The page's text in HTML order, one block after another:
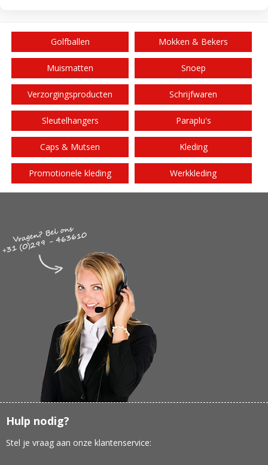
Golfballen Mokken & Bekers
Muismatten Snoep
Verzorgingsproducten Schrijfwaren
Sleutelhangers Paraplu's
Caps & Mutsen Kleding
Promotionele kleding Werkkleding
Hulp nodig?
Stel je vraag aan onze klantenservice: